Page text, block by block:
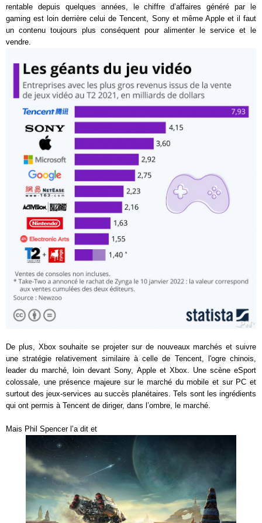
rentable depuis quelques années, le chiffre d’affaires généré par le
gaming est loin derrière celui de Tencent, Sony et même Apple et il faut
un contenu toujours plus conséquent pour alimenter le service et le
vendre.
De plus, Xbox souhaite se projeter sur de nouveaux marchés et suivre
une stratégie relativement similaire à celle de Tencent, l'ogre chinois,
leader du marché, loin devant Sony, Apple et Xbox. Une scène eSport
colossale, une présence majeure sur le marché du mobile et sur PC et
surtout des jeux-services au succès planétaires. Tels sont les ingrédients
qui ont permis à Tencent de diriger, dans l’ombre, le marché.
Mais Phil Spencer l’a dit et